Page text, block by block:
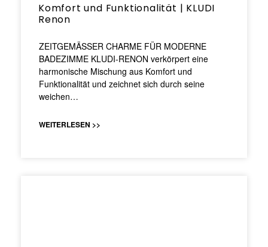
Komfort und Funktionalität | KLUDI
Renon
ZEITGEMÄSSER CHARME FÜR MODERNE
BADEZIMME KLUDI-RENON verkörpert eine
harmonische Mischung aus Komfort und
Funktionalität und zeichnet sich durch seine
weichen…
WEITERLESEN >>